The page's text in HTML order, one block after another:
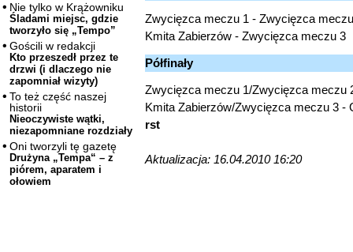
Nie tylko w Krążowniku
Śladami miejsc, gdzie
tworzyło się „Tempo”
Gościli w redakcji
Kto przeszedł przez te
drzwi (i dlaczego nie
zapomniał wizyty)
To też część naszej
historii
Nieoczywiste wątki,
niezapomniane rozdziały
Oni tworzyli tę gazetę
Drużyna „Tempa“ – z
piórem, aparatem i
ołowiem
Zwycięzca meczu 1 - Zwycięzca
Kmita Zabierzów - Zwycięzca meczu 3
Półfinały
Zwycięzca meczu 1/Zwycięzca meczu
Kmita Zabierzów/Zwycięzca meczu 3 -
rst
Aktualizacja: 16.04.2010 16:20